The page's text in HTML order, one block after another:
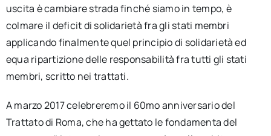
uscita è cambiare strada finché siamo in tempo, è
colmare il deficit di solidarietà fra gli stati membri
applicando finalmente quel principio di solidarietà ed
equa ripartizione delle responsabilità fra tutti gli stati
membri, scritto nei trattati.
A marzo 2017 celebreremo il 60mo anniversario del
Trattato di Roma, che ha gettato le fondamenta del